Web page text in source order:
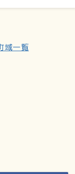
移転）／白石区
載）／札幌市立
域一覧